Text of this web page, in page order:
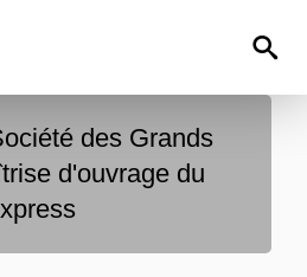
des Grands
d'ouvrage du